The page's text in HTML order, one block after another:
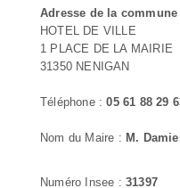
Adresse de la commune
HOTEL DE VILLE
1 PLACE DE LA MAIRIE
31350 NENIGAN
Téléphone :05 61 88 29
Nom du Maire : M.
Numéro Insee : 31397